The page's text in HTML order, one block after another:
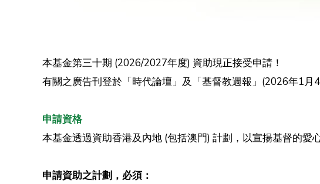
本基金第三十期 (2026/2027年度) 資助現正接受申請！
有關之廣告刊登於「時代論壇」及「基督教週報」(2026年1月4
申請資格
本基金透過資助香港及內地 (包括澳門) 計劃，以宣揚基督的愛
申請資助之計劃，必須：